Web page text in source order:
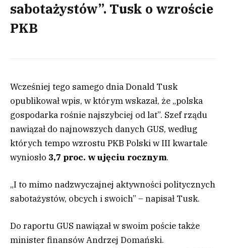
sabotażystów”. Tusk o wzroście
PKB
Wcześniej tego samego dnia Donald Tusk
opublikował wpis, w którym wskazał, że „polska
gospodarka rośnie najszybciej od lat”. Szef rządu
nawiązał do najnowszych danych GUS, według
których tempo wzrostu PKB Polski w III kwartale
wyniosło 3,7 proc. w ujęciu rocznym.
„I to mimo nadzwyczajnej aktywności politycznych
sabotażystów, obcych i swoich” – napisał Tusk.
Do raportu GUS nawiązał w swoim poście także
minister finansów Andrzej Domański.